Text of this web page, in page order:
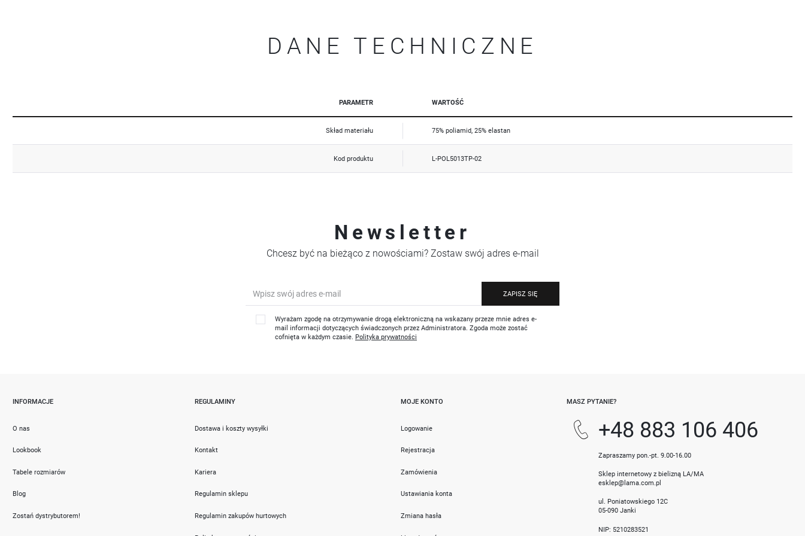
DANE TECHNICZNE
PARAMETR WARTOŚĆ
Skład materiału 75% poliamid, 25% elastan
Kod produktu L-POL5013TP-02
Newsletter
Chcesz być na bieżąco z nowościami? Zostaw swój adres e-mail
ZAPISZ SIĘ
Wyrażam zgodę na otrzymywanie drogą elektroniczną na wskazany przeze mnie adres e-
mail informacji dotyczących świadczonych przez Administratora. Zgoda może zostać
cofnięta w każdym czasie. Polityka prywatności
INFORMACJE
O nas
Lookbook
Tabele rozmiarów
Blog
Zostań dystrybutorem!
REGULAMINY
Dostawa i koszty wysyłki
Kontakt
Kariera
Regulamin sklepu
Regulamin zakupów hurtowych
MOJE KONTO
Logowanie
Rejestracja
Zamówienia
Ustawiania konta
Zmiana hasła
MASZ PYTANIE?
+48 883 106 406
Zapraszamy pon.-pt. 9.00-16.00
Sklep internetowy z bielizną LA/MA
esklep@lama.com.pl
ul. Poniatowskiego 12C
05-090 Janki
NIP: 5210283521